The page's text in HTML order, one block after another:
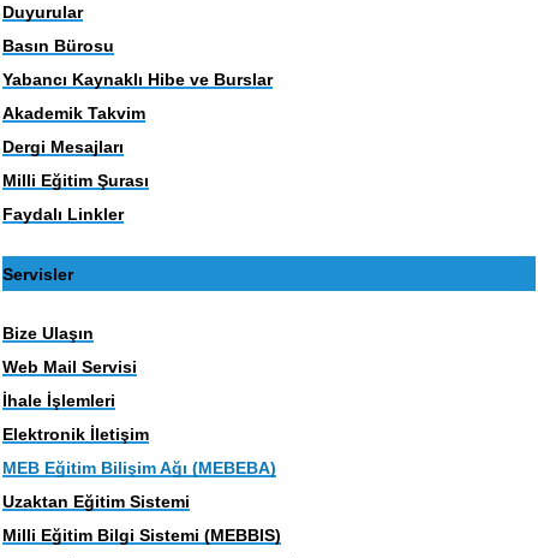
Duyurular
Basın Bürosu
Yabancı Kaynaklı Hibe ve Burslar
Akademik Takvim
Dergi Mesajları
Milli Eğitim Şurası
Faydalı Linkler
Servisler
Bize Ulaşın
Web Mail Servisi
İhale İşlemleri
Elektronik İletişim
MEB Eğitim Bilişim Ağı (MEBEBA)
Uzaktan Eğitim Sistemi
Milli Eğitim Bilgi Sistemi (MEBBIS)